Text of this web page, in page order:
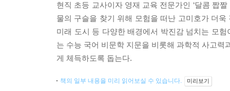
현직 초등 교사이자 영재 교육 전문가인 ‘달콤 짭
물의 구슬을 찾기 위해 모험을 떠난 고미호가 더
미래 도시 등 다양한 배경에서 박진감 넘치는 모
는 수능 국어 비문학 지문을 비롯해 과학적 사고
게 체득하도록 돕는다.
책의 일부 내용을 미리 읽어보실 수 있습니다. 미리보기